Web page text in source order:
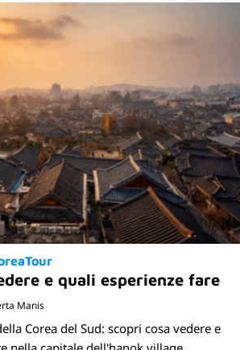
e quali esperienze fare
Manis
Corea del Sud: scopri cosa vedere e